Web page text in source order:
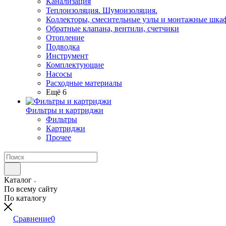
Теплоизоляция. Шумоизоляция.
Коллекторы, смесительные узлы и монтажные
Обратные клапана, вентили, счетчики
Отопление
Подводка
Инструмент
Комплектующие
Насосы
Расходные материалы
Ещё 6
Фильтры и картриджи
Фильтры
Картриджи
Прочее
Каталог
По всему сайту
По каталогу
Сравнение0